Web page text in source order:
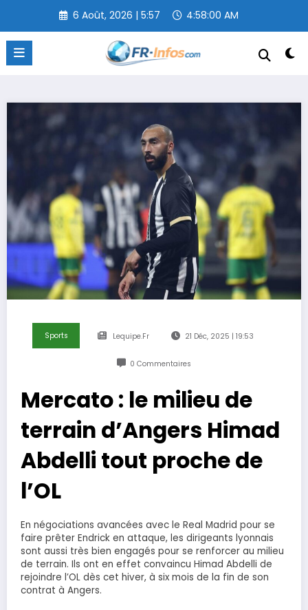
contenu
6 Août, 2026 | 5:57 4:58:01 AM
Sports Lequipe.fr 21 Déc, 2025 | 19:53
0 Commentaires
Mercato : le milieu de
terrain d’Angers Himad
Abdelli tout proche de
l’OL
En négociations avancées avec le Real Madrid pour se
faire prêter Endrick en attaque, les dirigeants lyonnais
sont aussi très bien engagés pour se renforcer au milieu
de terrain. Ils ont en effet convaincu Himad Abdelli de
rejoindre l’OL dès cet hiver, à six mois de la fin de son
contrat à Angers.